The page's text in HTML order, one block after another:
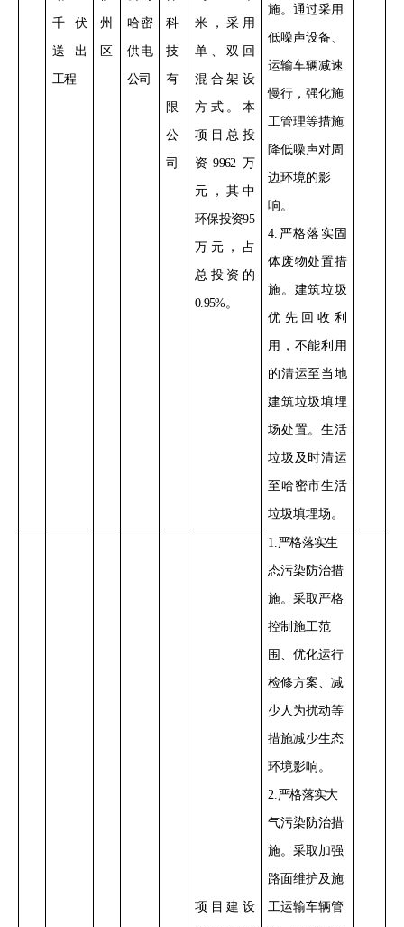
千伏
送出
工程
州
区
哈密
供电
公司
科
技
有
限
公
司
米，采用
单、双回
混合架设
方式。本
项目总投
资9962万
元，其中
环保投资95
万元，占
总投资的
0.95%。
施。通过采用
低噪声设备、
运输车辆减速
慢行，强化施
工管理等措施
降低噪声对周
边环境的影
响。
4. 严格落实 固
体废物处置措
施。建筑垃圾
优先 回收利
用，不能利用
的清运至 当地
建筑垃圾填埋
场处置。生活
垃圾及时清运
至哈密市生活
垃圾填埋场。
项目建设
1.严格落实生
态污染防治措
施。采取严格
控制施工范
围 、优化运行
检修方案、减
少人为扰动等
措施减少生态
环境影响。
2.严格落实大
气污染防治措
施。采取加强
路面维护及施
工运输车辆管